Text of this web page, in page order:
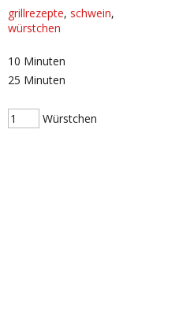
grillrezepte, schwein,
würstchen
10 Minuten
25 Minuten
Würstchen